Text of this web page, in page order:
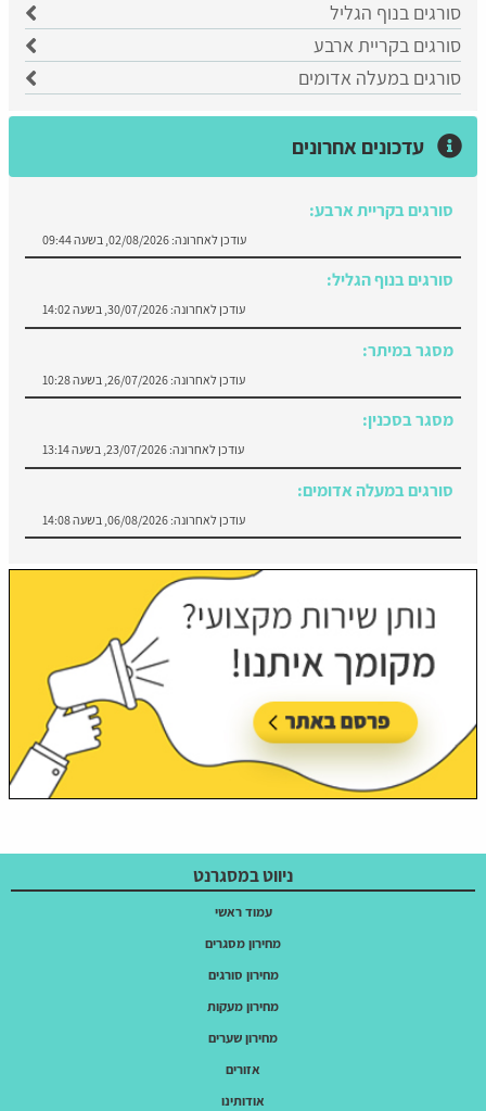
סורגים בנוף הגליל
סורגים בקריית ארבע
סורגים במעלה אדומים
עדכונים אחרונים
סורגים בקריית ארבע:
סורגים בנוף הגליל:
מסגר במיתר:
מסגר בסכנין:
סורגים במעלה אדומים:
ניווט במסגרנט
עמוד ראשי
מחירון מסגרים
מחירון סורגים
מחירון מעקות
מחירון שערים
אזורים
אודותינו